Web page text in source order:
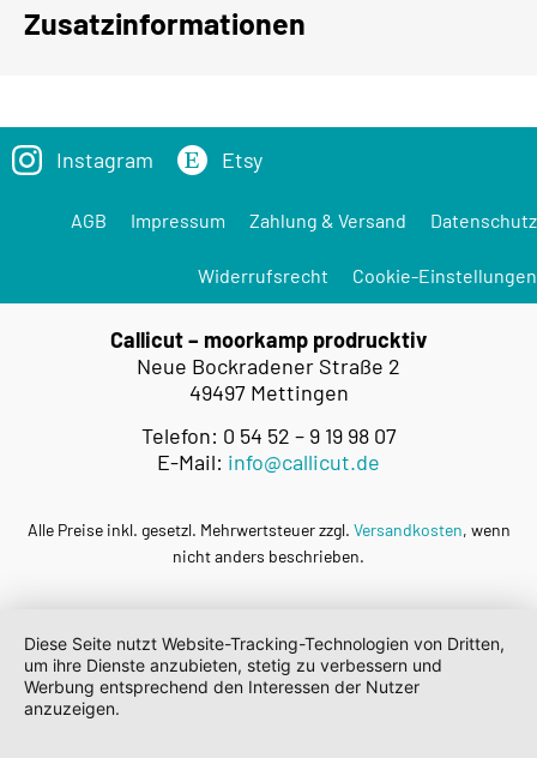
Zusatzinformationen
Instagram Etsy
AGB Impressum Zahlung & Versand Datenschutz
Widerrufsrecht Cookie-Einstellungen
Callicut – moorkamp prodrucktiv
Neue Bockradener Straße 2
49497 Mettingen
Telefon: 0 54 52 – 9 19 98 07
E-Mail: info@callicut.de
Alle Preise inkl. gesetzl. Mehrwertsteuer zzgl. Versandkosten, wenn
nicht anders beschrieben.
Diese Seite nutzt Website-Tracking-Technologien von Dritten,
um ihre Dienste anzubieten, stetig zu verbessern und
Werbung entsprechend den Interessen der Nutzer
anzuzeigen.